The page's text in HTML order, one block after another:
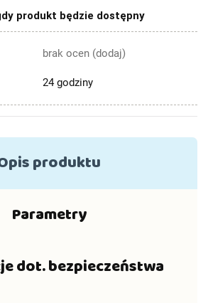
produkt będzie dostępny
brak ocen (dodaj)
24 godziny
produktu
Parametry
dot. bezpieczeństwa